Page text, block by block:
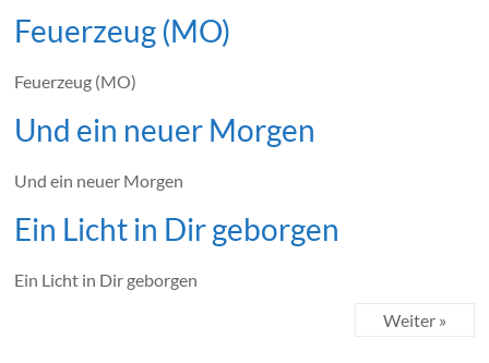
Feuerzeug (MO)
Feuerzeug (MO)
Und ein neuer Morgen
Und ein neuer Morgen
Ein Licht in Dir geborgen
Ein Licht in Dir geborgen
Weiter »